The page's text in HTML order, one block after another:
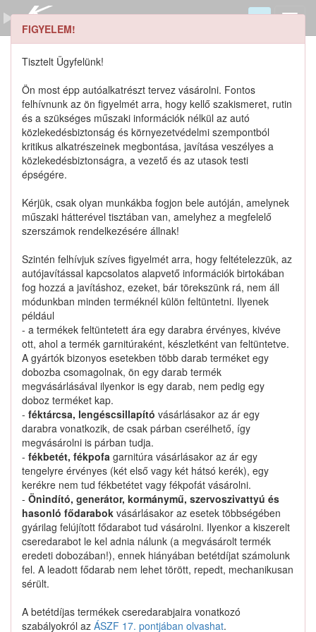
Szerszámkatalógus
Kosár
Alkatrészek
FIGYELEM!
Tisztelt Ügyfelünk!
Ön most épp autóalkatrészt tervez vásárolni. Fontos
felhívnunk az ön figyelmét arra, hogy kellő szakismeret, rutin
és a szükséges műszaki információk nélkül az autó
közlekedésbiztonság és környezetvédelmi szempontból
kritikus alkatrészeinek megbontása, javítása veszélyes a
közlekedésbiztonságra, a vezető és az utasok testi
épségére.
Kérjük, csak olyan munkákba fogjon bele autóján, amelynek
műszaki hátterével tisztában van, amelyhez a megfelelő
szerszámok rendelkezésére állnak!
Szintén felhívjuk szíves figyelmét arra, hogy feltételezzük, az
autójavítással kapcsolatos alapvető információk birtokában
fog hozzá a javításhoz, ezeket, bár törekszünk rá, nem áll
módunkban minden terméknél külön feltüntetni. Ilyenek
például
- a termékek feltüntetett ára egy darabra érvényes, kivéve
ott, ahol a termék garnitúraként, készletként van feltüntetve.
A gyártók bizonyos esetekben több darab terméket egy
dobozba csomagolnak, ön egy darab termék
megvásárlásával ilyenkor is egy darab, nem pedig egy
doboz terméket kap.
- féktárcsa, lengéscsillapító vásárlásakor az ár egy
darabra vonatkozik, de csak párban cserélhető, így
megvásárolni is párban tudja.
- fékbetét, fékpofa garnitúra vásárlásakor az ár egy
tengelyre érvényes (két első vagy két hátsó kerék), egy
kerékre nem tud fékbetétet vagy fékpofát vásárolni.
- Önindító, generátor, kormánymű, szervoszivattyú és
hasonló fődarabok vásárlásakor az esetek többségében
gyárilag felújított fődarabot tud vásárolni. Ilyenkor a kiszerelt
cseredarabot le kel adnia nálunk (a megvásárolt termék
eredeti dobozában!), ennek hiányában betétdíjat számolunk
fel. A leadott fődarab nem lehet törött, repedt, mechanikusan
sérült.
A betétdíjas termékek cseredarabjaira vonatkozó
szabályokról az ÁSZF 17. pontjában olvashat.
0611110003 keresése
0 1
Részletes keresés
Katalógusban szereplő termékek
Katalógusban nem szereplő termékek
Nem találtunk ilyen katalógus-terméket.
0611110003 keresése
Kapcsolat
Hogyan keressek?
Segítség
Nyomtatványok